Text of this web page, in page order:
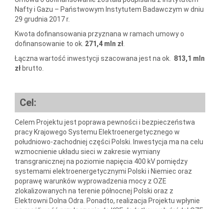
Nafty i Gazu – Państwowym Instytutem Badawczym w dniu
29 grudnia 2017 r.
Kwota dofinansowania przyznana w ramach umowy o
dofinansowanie to ok. 271,4 mln zł.
Łączna wartość inwestycji szacowana jest na ok. 813,1 mln
zł brutto.
Cel:
Celem Projektu jest poprawa pewności i bezpieczeństwa
pracy Krajowego Systemu Elektroenergetycznego w
południowo-zachodniej części Polski. Inwestycja ma na celu
wzmocnienie układu sieci w zakresie wymiany
transgranicznej na poziomie napięcia 400 kV pomiędzy
systemami elektroenergetycznymi Polski i Niemiec oraz
poprawę warunków wyprowadzenia mocy z OZE
zlokalizowanych na terenie północnej Polski oraz z
Elektrowni Dolna Odra. Ponadto, realizacja Projektu wpłynie